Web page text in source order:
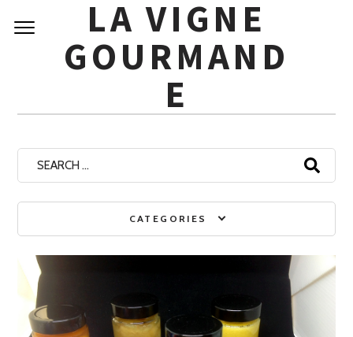
LA VIGNE
GOURMAND
E
Archives
CATEGORIES
Search
for: